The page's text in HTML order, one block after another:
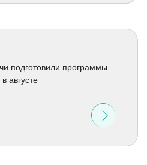
подготовили программы
августе